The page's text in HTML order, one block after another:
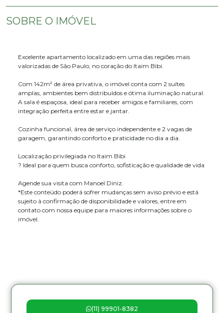
SOBRE O IMÓVEL
Excelente apartamento localizado em uma das regiões mais
valorizadas de São Paulo, no coração do Itaim Bibi.
Com 142m² de área privativa, o imóvel conta com 2 suítes
amplas, ambientes bem distribuídos e ótima iluminação natural.
A sala é espaçosa, ideal para receber amigos e familiares, com
integração perfeita entre estar e jantar.
Cozinha funcional, área de serviço independente e 2 vagas de
garagem, garantindo conforto e praticidade no dia a dia.
Localização privilegiada no Itaim Bibi
? Ideal para quem busca conforto, sofisticação e qualidade de vida
Agende sua visita com Manoel Diniz.
*Este conteúdo poderá sofrer mudanças sem aviso prévio e está
sujeito à confirmação de disponibilidade e valores, entre em
contato com nossa equipe para maiores informações sobre o
imóvel.
(11) 99901-8382